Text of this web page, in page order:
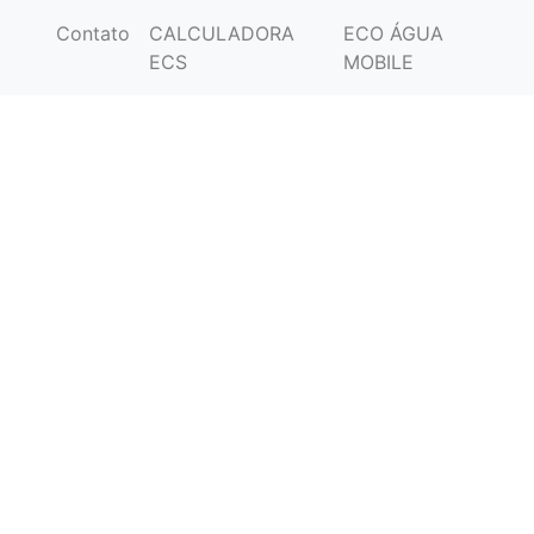
Contato
CALCULADORA
ECS
ECO ÁGUA
MOBILE